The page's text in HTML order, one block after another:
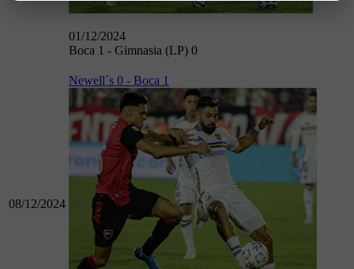
01/12/2024
Boca 1 - Gimnasia (LP) 0
08/12/2024
Newell´s 0 - Boca 1